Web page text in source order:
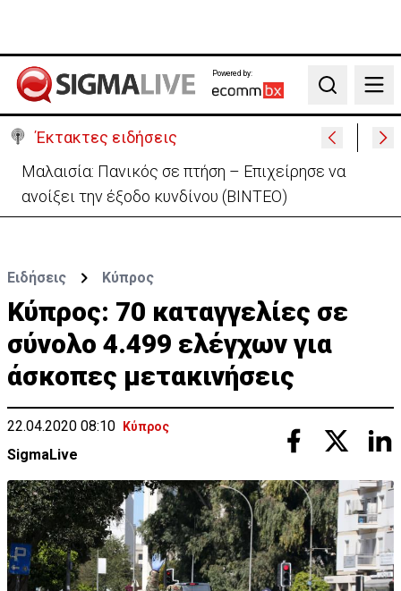
Powered by:
Search
Έκτακτες ειδήσεις
Ιράν σε ΗΠΑ: «Ο εχθρός να αποδεχτεί όλους τους
όρους μας» για άνοιγμα Ορμούζ
Ειδήσεις Κύπρος
Κύπρος: 70 καταγγελίες σε
σύνολο 4.499 ελέγχων για
άσκοπες μετακινήσεις
22.04.2020 08:10 Κύπρος
SigmaLive